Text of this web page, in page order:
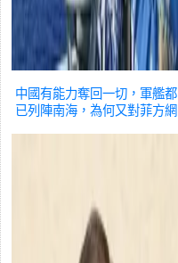
中國有能力奪回一切，軍艦都
已列陣南海，為何又對菲方網